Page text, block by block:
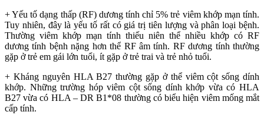
+ Yếu tố dạng thấp (RF) dương tính chỉ 5% trẻ viêm khớp mạn tính.
Tuy nhiên, đây là yếu tố rất có giá trị tiên lượng và phân loại bệnh.
Thường viêm khớp mạn tính thiếu niên thể nhiều khớp có RF
dương tính bệnh nặng hơn thể RF âm tính. RF dương tính thường
gặp ở trẻ em gái lớn tuổi, ít gặp ở trẻ trai và trẻ nhỏ tuổi.
+ Kháng nguyên HLA B27 thường gặp ở thể viêm cột sống dính
khớp. Những trường hóp viêm cột sống dính khớp vừa có HLA
B27 vừa có HLA – DR B1*08 thường có biểu hiện viêm mống mắt
cấp tính.